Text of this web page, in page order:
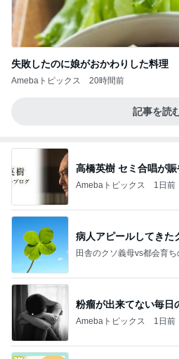
失敗したのに娘がおかわりした料理
Amebaトピックス 20時間前
記事を読
高橋英樹 セミ合唱が
Amebaトピックス 1日前
病人アピールしてきた
田舎のクソ義母vs都会育ち
粉瘤が出来てない毎日
Amebaトピックス 1日前